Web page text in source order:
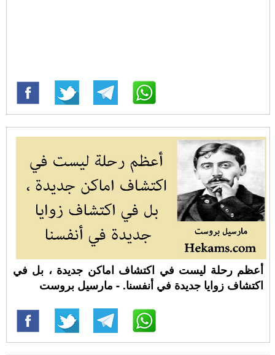
أعظم رحلة ليست في اكتشاف اماكن جديدة ، بل في
اكتشاف زوايا جديدة في أنفسنا. - مارسيل بروست